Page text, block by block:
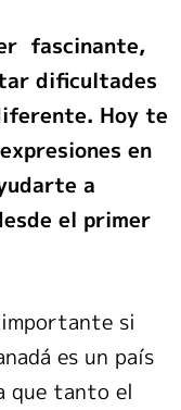
fascinante,
dificultades
Hoy te
en
a
el primer
si
es un país
que tanto el